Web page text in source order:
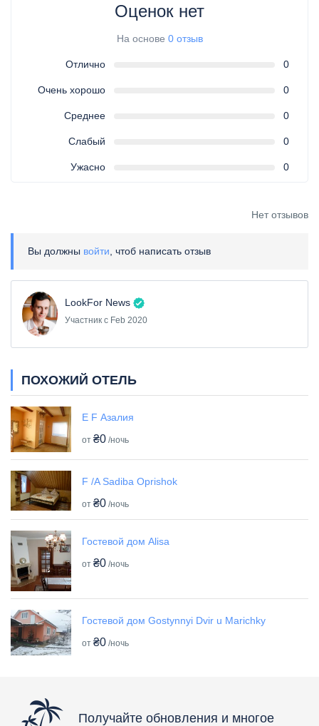
Оценок нет
На основе 0 отзыв
Отлично 0
Очень хорошо 0
Среднее 0
Слабый 0
Ужасно 0
Нет отзывов
Вы должны войти , чтоб написать отзыв
LookFor News
Участник с Feb 2020
ПОХОЖИЙ ОТЕЛЬ
E F Азалия
от ₴0 /ночь
F /A Sadiba Oprishok
от ₴0 /ночь
Гостевой дом Alisa
от ₴0 /ночь
Гостевой дом Gostynnyi Dvir u Marichky
от ₴0 /ночь
Получайте обновления и многое